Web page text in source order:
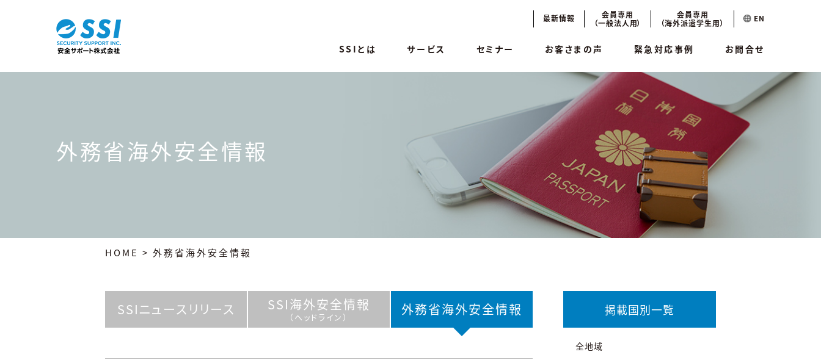
最新情報
会員専用
（一般法人用）
会員専用
（海外派遣学生用）
EN
SSIとは サービス セミナー お客さまの声 緊急対応事例 お問合せ
外務省海外安全情報
HOME > 外務省海外安全情報
SSIニュースリリース SSI海外安全情報
（ヘッドライン） 外務省海外安全情報 掲載国別一覧
全地域